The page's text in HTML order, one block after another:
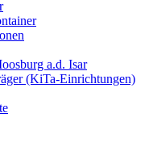
a.d. Isar
(KiTa-Einrichtungen)